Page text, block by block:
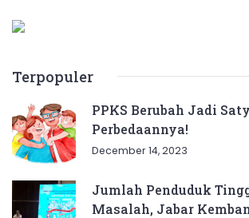
Terpopuler
PPKS Berubah Jadi
Perbedaannya!
December 14, 2023
Jumlah Penduduk
Masalah, Jabar